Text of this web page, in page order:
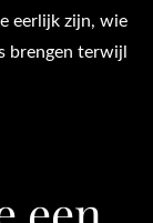
eerlijk zijn, wie
brengen terwijl